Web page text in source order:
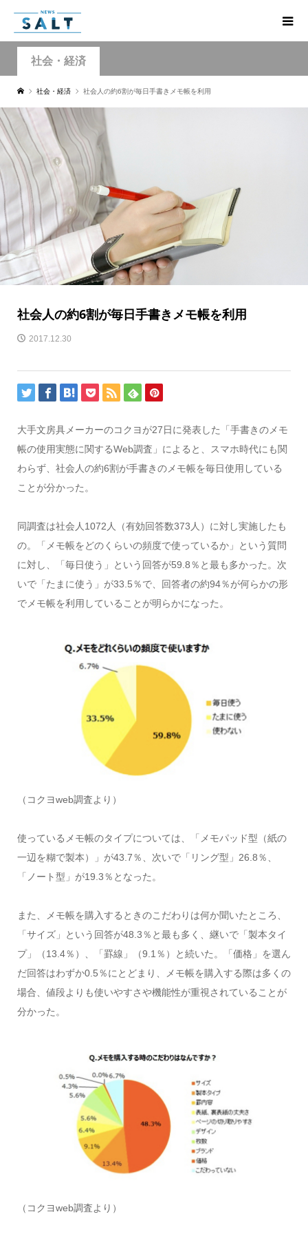
社会・経済
社会・経済 社会人の約6割が毎日手書きメモ帳を利用
社会人の約6割が毎日手書きメモ帳を利用
2017.12.30
大手文房具メーカーのコクヨが27日に発表した「手書きのメモ
帳の使用実態に関するWeb調査」によると、スマホ時代にも関
わらず、社会人の約6割が手書きのメモ帳を毎日使用している
ことが分かった。
同調査は社会人1072人（有効回答数373人）に対し実施したも
の。「メモ帳をどのくらいの頻度で使っているか」という質問
に対し、「毎日使う」という回答が59.8％と最も多かった。次
いで「たまに使う」が33.5％で、回答者の約94％が何らかの形
でメモ帳を利用していることが明らかになった。
（コクヨweb調査より）
使っているメモ帳のタイプについては、「メモパッド型（紙の
一辺を糊で製本）」が43.7％、次いで「リング型」26.8％、
「ノート型」が19.3％となった。
また、メモ帳を購入するときのこだわりは何か聞いたところ、
「サイズ」という回答が48.3％と最も多く、継いで「製本タイ
プ」（13.4％）、「罫線」（9.1％）と続いた。「価格」を選ん
だ回答はわずか0.5％にとどまり、メモ帳を購入する際は多くの
場合、値段よりも使いやすさや機能性が重視されていることが
分かった。
（コクヨweb調査より）